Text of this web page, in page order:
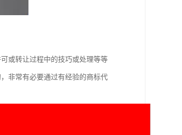
或转让过程中的技巧或处理等等
非常有必要通过有经验的商标代